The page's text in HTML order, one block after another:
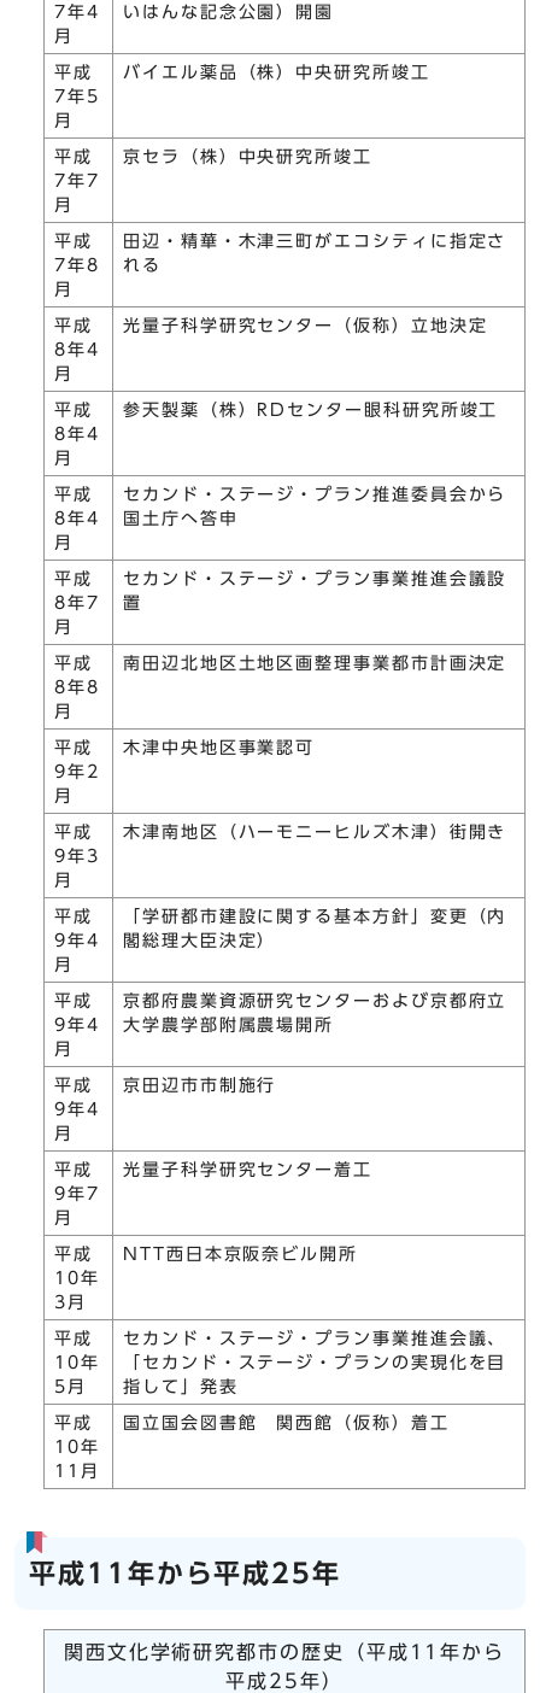
7年4
月
いはんな記念公園）開園
平成
7年5
月
バイエル薬品（株）中央研究所竣工
平成
7年7
月
京セラ（株）中央研究所竣工
平成
7年8
月
田辺・精華・木津三町がエコシティに指定さ
れる
平成
8年4
月
光量子科学研究センター（仮称）立地決定
平成
8年4
月
参天製薬（株）RDセンター眼科研究所竣工
平成
8年4
月
セカンド・ステージ・プラン推進委員会から
国土庁へ答申
平成
8年7
月
セカンド・ステージ・プラン事業推進会議設
置
平成
8年8
月
南田辺北地区土地区画整理事業都市計画決定
平成
9年2
月
木津中央地区事業認可
平成
9年3
月
木津南地区（ハーモニーヒルズ木津）街開き
平成
9年4
月
「学研都市建設に関する基本方針」変更（内
閣総理大臣決定）
平成
9年4
月
京都府農業資源研究センターおよび京都府立
大学農学部附属農場開所
平成
9年4
月
京田辺市市制施行
平成
9年7
月
光量子科学研究センター着工
平成
10年
3月
NTT西日本京阪奈ビル開所
平成
10年
5月
セカンド・ステージ・プラン事業推進会議、
「セカンド・ステージ・プランの実現化を目
指して」発表
平成
10年
11月
国立国会図書館 関西館（仮称）着工
平成11年から平成25年
関西文化学術研究都市の歴史（平成11年から
平成25年）